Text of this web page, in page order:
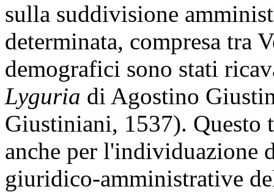
sulla suddivisione
determinata, compresa tra
demografici sono stati
Lyguria di Agostino
Giustiniani, 1537). Questo
anche per l'individuazione
giuridico-amministrative